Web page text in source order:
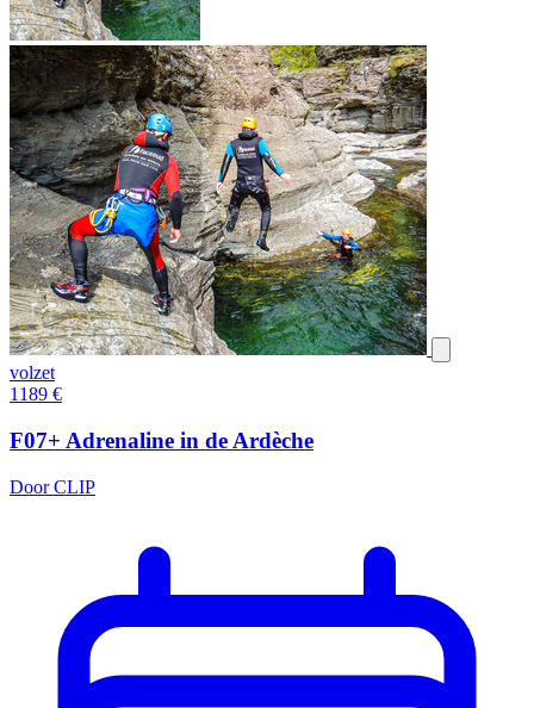
volzet
1189 €
F07+ Adrenaline in de Ardèche
Door CLIP